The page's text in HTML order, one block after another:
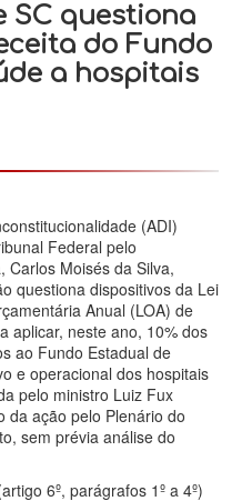
SC questiona
do Fundo
a hospitais
(ADI)
Federal pelo
Carlos Moisés da Silva,
questiona dispositivos da Lei
Anual (LOA) de
aplicar, neste ano, 10% dos
ao Fundo Estadual de
e operacional dos hospitais
pelo ministro Luiz Fux
da ação pelo Plenário do
sem prévia análise do
6º, parágrafos 1º a 4º)